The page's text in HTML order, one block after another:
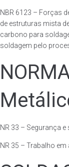
NBR 6123 – Forças
de estruturas mista
carbono para
soldagem pelo
NR 33 – Segurança
NR 35 – Trabalho em